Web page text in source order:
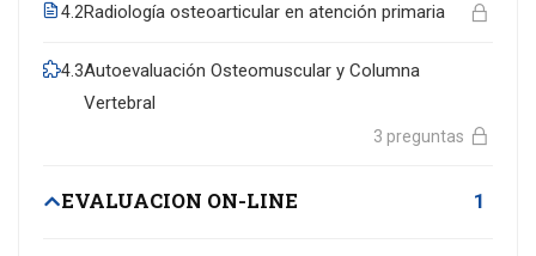
4.2Radiología osteoarticular en atención primaria
4.3Autoevaluación Osteomuscular y Columna
Vertebral
3 preguntas
EVALUACION ON-LINE 1